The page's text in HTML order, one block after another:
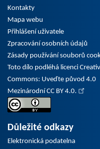
Kontakty
Mapa webu
Přihlášení uživatele
Zpracování osobních údajů
Zásady používání souborů
Toto dílo podléhá licenci
Commons: Uveďte původ 4.0
Mezinárodní CC BY 4.0.
Důležité odkazy
Elektronická podatelna